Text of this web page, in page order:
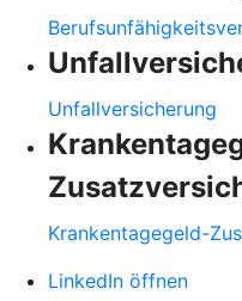
Unfallversicherung
Krankentagegeld-
LinkedIn öffnen